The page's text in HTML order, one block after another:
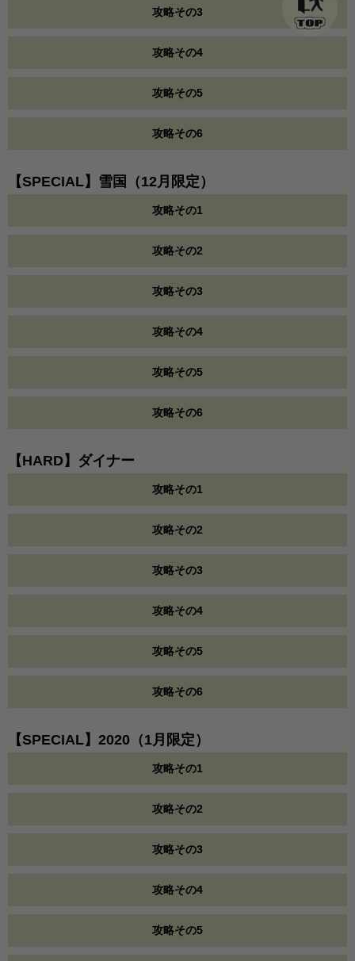
攻略その3
攻略その4
攻略その5
攻略その6
【SPECIAL】雪国（12月限定）
攻略その1
攻略その2
攻略その3
攻略その4
攻略その5
攻略その6
【HARD】ダイナー
攻略その1
攻略その2
攻略その3
攻略その4
攻略その5
攻略その6
【SPECIAL】2020（1月限定）
攻略その1
攻略その2
攻略その3
攻略その4
攻略その5